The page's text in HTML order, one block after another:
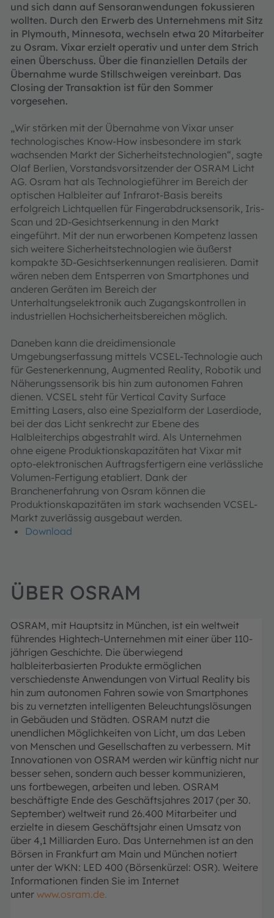
und sich dann auf Sensoranwendungen fokussieren
wollten. Durch den Erwerb des Unternehmens mit Sitz
in Plymouth, Minnesota, wechseln etwa 20 Mitarbeiter
zu Osram. Vixar erzielt operativ und unter dem Strich
einen Überschuss. Über die finanziellen Details der
Übernahme wurde Stillschweigen vereinbart. Das
Closing der Transaktion ist für den Sommer
vorgesehen.
„Wir stärken mit der Übernahme von Vixar unser
technologisches Know-How insbesondere im stark
wachsenden Markt der Sicherheitstechnologien“, sagte
Olaf Berlien, Vorstandsvorsitzender der OSRAM Licht
AG. Osram hat als Technologieführer im Bereich der
optischen Halbleiter auf Infrarot-Basis bereits
erfolgreich Lichtquellen für Fingerabdruck­­sensorik, Iris-
Scan und 2D-Gesichtserkennung in den Markt
eingeführt. Mit der nun erworbenen Kompetenz lassen
sich weitere Sicherheitstechnologien wie äußerst
kompakte 3D-Gesichtserkennungen realisieren. Damit
wären neben dem Entsperren von Smartphones und
anderen Geräten im Bereich der
Unterhaltungselektronik auch Zugangskontrollen in
industriellen Hochsicherheitsbereichen möglich.
Daneben kann die dreidimensionale
Umgebungserfassung mittels VCSEL-Technologie auch
für Gestenerkennung, Augmented Reality, Robotik und
Näherungssensorik bis hin zum autonomen Fahren
dienen. VCSEL steht für Vertical Cavity Surface
Emitting Lasers, also eine Spezialform der Laserdiode,
bei der das Licht senkrecht zur Ebene des
Halbleiterchips abgestrahlt wird. Als Unternehmen
ohne eigene Produktionskapazitäten hat Vixar mit
opto-elektronischen Auftragsfertigern eine verlässliche
Volumen-Fertigung etabliert. Dank der
Branchenerfahrung von Osram können die
Produktionskapazitäten im stark wachsenden VCSEL-
Markt zuverlässig ausgebaut werden.
Download
ÜBER OSRAM
OSRAM, mit Hauptsitz in München, ist ein weltweit
führendes Hightech-Unternehmen mit einer über 110-
jährigen Geschichte. Die überwiegend
halbleiterbasierten Produkte ermöglichen
verschiedenste Anwendungen von Virtual Reality bis
hin zum autonomen Fahren sowie von Smartphones
bis zu vernetzten intelligenten Beleuchtungslösungen
in Gebäuden und Städten. OSRAM nutzt die
unendlichen Möglichkeiten von Licht, um das Leben
von Menschen und Gesellschaften zu verbessern. Mit
Innovationen von OSRAM werden wir künftig nicht nur
besser sehen, sondern auch besser kommunizieren,
uns fortbewegen, arbeiten und leben. OSRAM
beschäftigte Ende des Geschäftsjahres 2017 (per 30.
September) weltweit rund 26.400 Mitarbeiter und
erzielte in diesem Geschäftsjahr einen Umsatz von
über 4,1 Milliarden Euro. Das Unternehmen ist an den
Börsen in Frankfurt am Main und München notiert
unter der WKN: LED 400 (Börsenkürzel: OSR). Weitere
Informationen finden Sie im Internet
unter www.osram.de.